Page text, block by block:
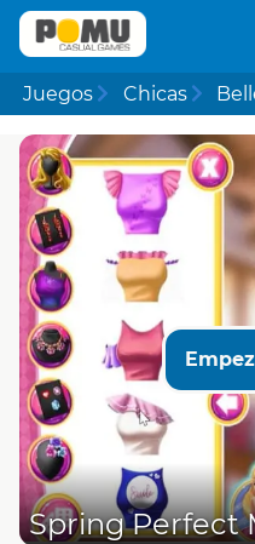
Juegos Chicas
Spring Perfect